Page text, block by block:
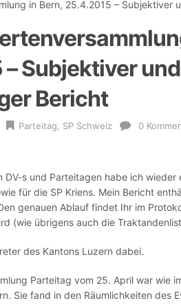
in Bern, 25.4.2015 – Subjektiver
Subjektiver
Bericht
Parteitag SP Schweiz 0
DV-s und Parteitagen habe ich
für die SP Kriens. Mein Bericht
genauen Ablauf findet Ihr im
(wie übrigens auch die
des Kantons Luzern dabei.
Parteitag vom 25. April war wie
Sie fand in den Räumlichkeiten des